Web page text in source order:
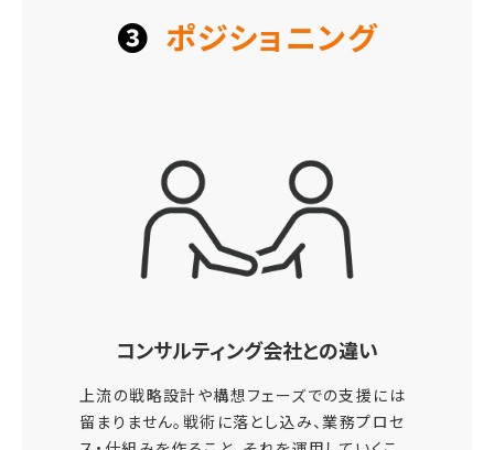
❸ ポジショニング
コンサルティング会社との違い
上流の戦略設計や構想フェーズでの支援には
留まりません。戦術に落とし込み、業務プロセ